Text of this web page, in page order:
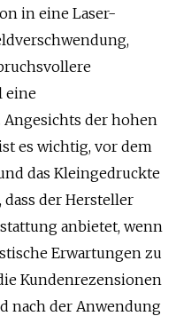
in eine Laser-
eine
der hohen
es wichtig, vor dem
das Kleingedruckte
der Hersteller
anbietet, wenn
Erwartungen zu
Kundenrezensionen
nach der Anwendung